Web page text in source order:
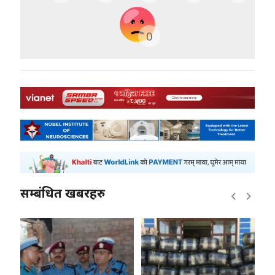
0
सम्बंधित खबरहरु